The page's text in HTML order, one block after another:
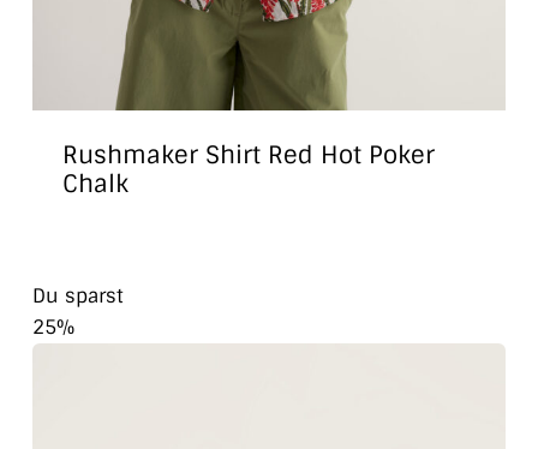
Rushmaker Shirt Red Hot Poker
Chalk
Du sparst
25%